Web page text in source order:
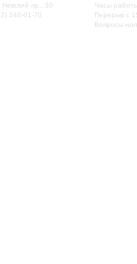
Невский пр., 30
240-01-70
Часы
Перерыв с
Вопросы